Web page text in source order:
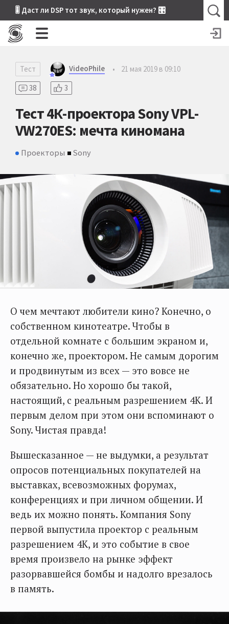
🎚 Даст ли DSP тот звук, который нужен? 🎛
Тест VideoPhile •
21 мая 2019 в 09:10
38
3
Тест 4К-проектора Sony VPL-
VW270ES: мечта киномана
Проекторы Sony
О чем мечтают любители кино? Конечно, о
собственном кинотеатре. Чтобы в
отдельной комнате с большим экраном и,
конечно же, проектором. Не самым дорогим
и продвинутым из всех — это вовсе не
обязательно. Но хорошо бы такой,
настоящий, с реальным разрешением 4К. И
первым делом при этом они вспоминают о
Sony. Чистая правда!
Вышесказанное — не выдумки, а результат
опросов потенциальных покупателей на
выставках, всевозможных форумах,
конференциях и при личном общении. И
ведь их можно понять. Компания Sony
первой выпустила проектор с реальным
разрешением 4К, и это событие в свое
время произвело на рынке эффект
разорвавшейся бомбы и надолго врезалось
в память.